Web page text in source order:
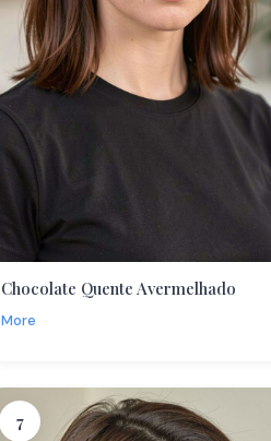
Chocolate Quente Avermelhado
More
7